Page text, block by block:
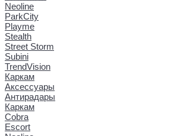
Neoline
ParkCity
Playme
Stealth
Street Storm
Subini
TrendVision
Каркам
Аксессуары
Антирадары
Каркам
Cobra
Escort